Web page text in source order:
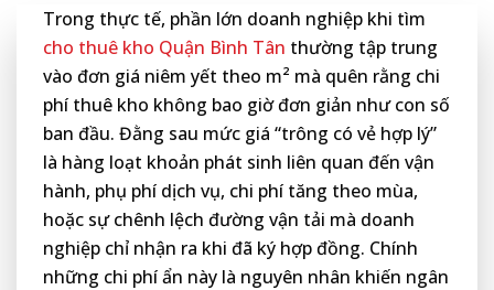
Trong thực tế, phần lớn doanh nghiệp khi tìm
cho thuê kho Quận Bình Tân thường tập trung
vào đơn giá niêm yết theo m² mà quên rằng chi
phí thuê kho không bao giờ đơn giản như con số
ban đầu. Đằng sau mức giá “trông có vẻ hợp lý”
là hàng loạt khoản phát sinh liên quan đến vận
hành, phụ phí dịch vụ, chi phí tăng theo mùa,
hoặc sự chênh lệch đường vận tải mà doanh
nghiệp chỉ nhận ra khi đã ký hợp đồng. Chính
những chi phí ẩn này là nguyên nhân khiến ngân